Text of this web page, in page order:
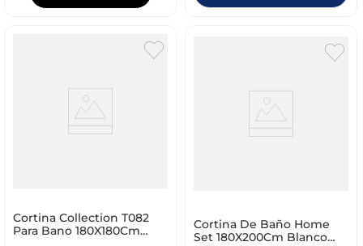
Cortina Collection T082
Para Bano 180X180Cm
Cortina De Baño Home
Set 180X200Cm Blanco